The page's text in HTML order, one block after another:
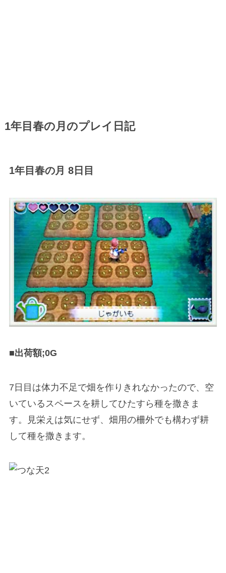
1年目春の月のプレイ日記
1年目春の月 8日目
■出荷額;0G
7日目は体力不足で畑を作りきれなかったので、空
いているスペースを耕してひたすら種を撒きま
す。見栄えは気にせず、畑用の柵外でも構わず耕
して種を撒きます。